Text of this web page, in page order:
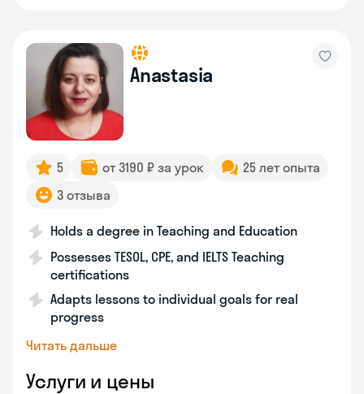
Anastasia
5 от 3190 ₽ за урок
25 лет опыта
3 отзыва
Holds a degree in Teaching and Education
Possesses TESOL, CPE, and IELTS Teaching
certifications
Adapts lessons to individual goals for real
progress
Читать дальше
Услуги и цены